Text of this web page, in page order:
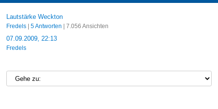
Lautstärke Weckton
Fredels| 5 Antworten | 7.056 Ansichten
07.09.2009, 22:13
Fredels